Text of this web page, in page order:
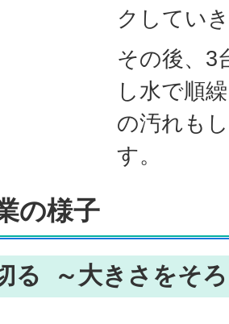
クしてい
その後、3
し水で順
の汚れも
す。
の様子
る ～大きさをそ